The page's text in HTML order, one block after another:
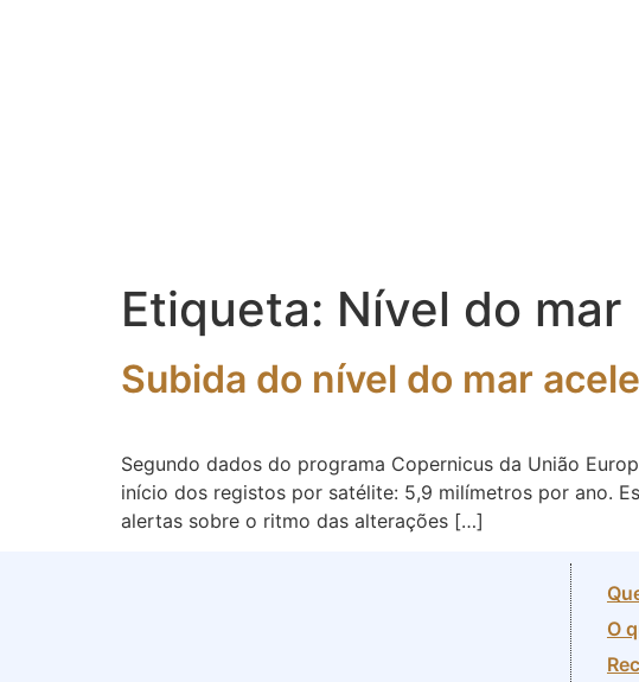
Etiqueta: Nível do mar
Subida do nível do mar
Segundo dados do programa Copernicus da União
início dos registos por satélite: 5,9 milímetros por ano.
alertas sobre o ritmo das alterações […]
O